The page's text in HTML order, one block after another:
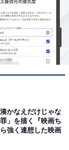
かなえだけじゃな
」を描く『映画ち
強く連想した映画